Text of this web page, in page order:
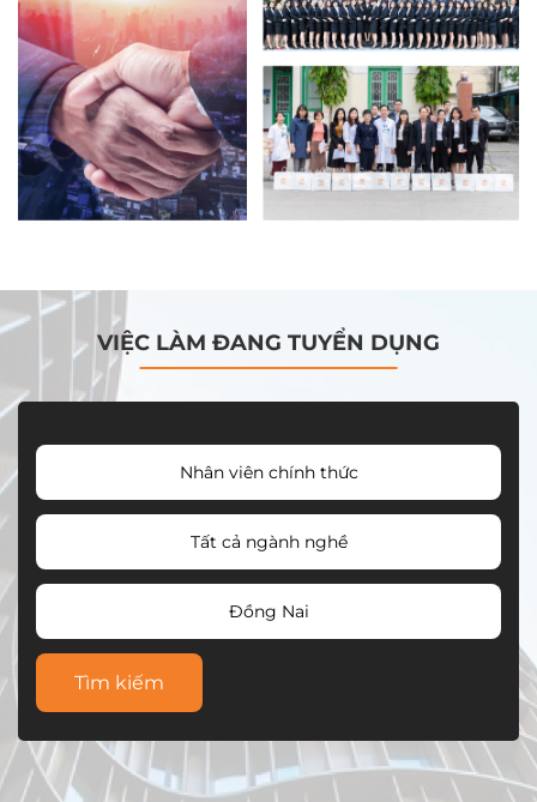
VIỆC LÀM ĐANG TUYỂN DỤNG
Nhân viên chính thức
Tất cả ngành nghề
Đồng Nai
Tìm kiếm